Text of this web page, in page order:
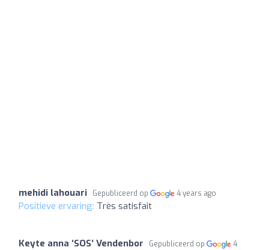
mehidi lahouari Gepubliceerd op 4 years ago
Positieve ervaring: Très satisfait
Keyte anna ‘SOS’ Vendenbor Gepubliceerd op
4